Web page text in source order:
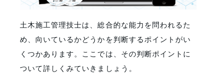
土木施工管理技士は、総合的な能力を問われるた
め、向いているかどうかを判断するポイントがい
くつかあります。ここでは、その判断ポイントに
ついて詳しくみていきましょう。